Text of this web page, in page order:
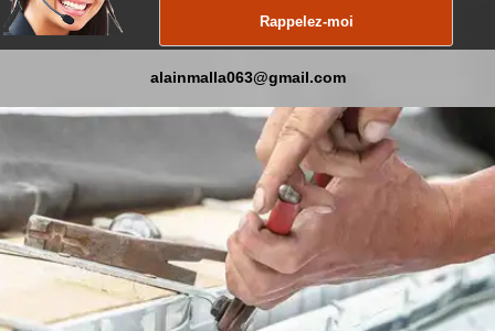
alainmalla063@gmail.com